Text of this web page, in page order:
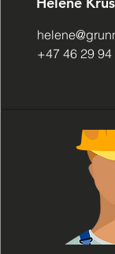
+47 46 29 94